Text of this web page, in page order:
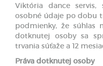
Viktória dance servis,
osobné údaje po dobu
podmienky, že súhlas
dotknutej osoby sa
trvania súťaže a 12
Práva dotknutej osoby